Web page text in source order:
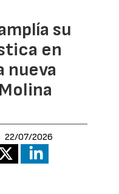
su
en
nueva
22/07/2026